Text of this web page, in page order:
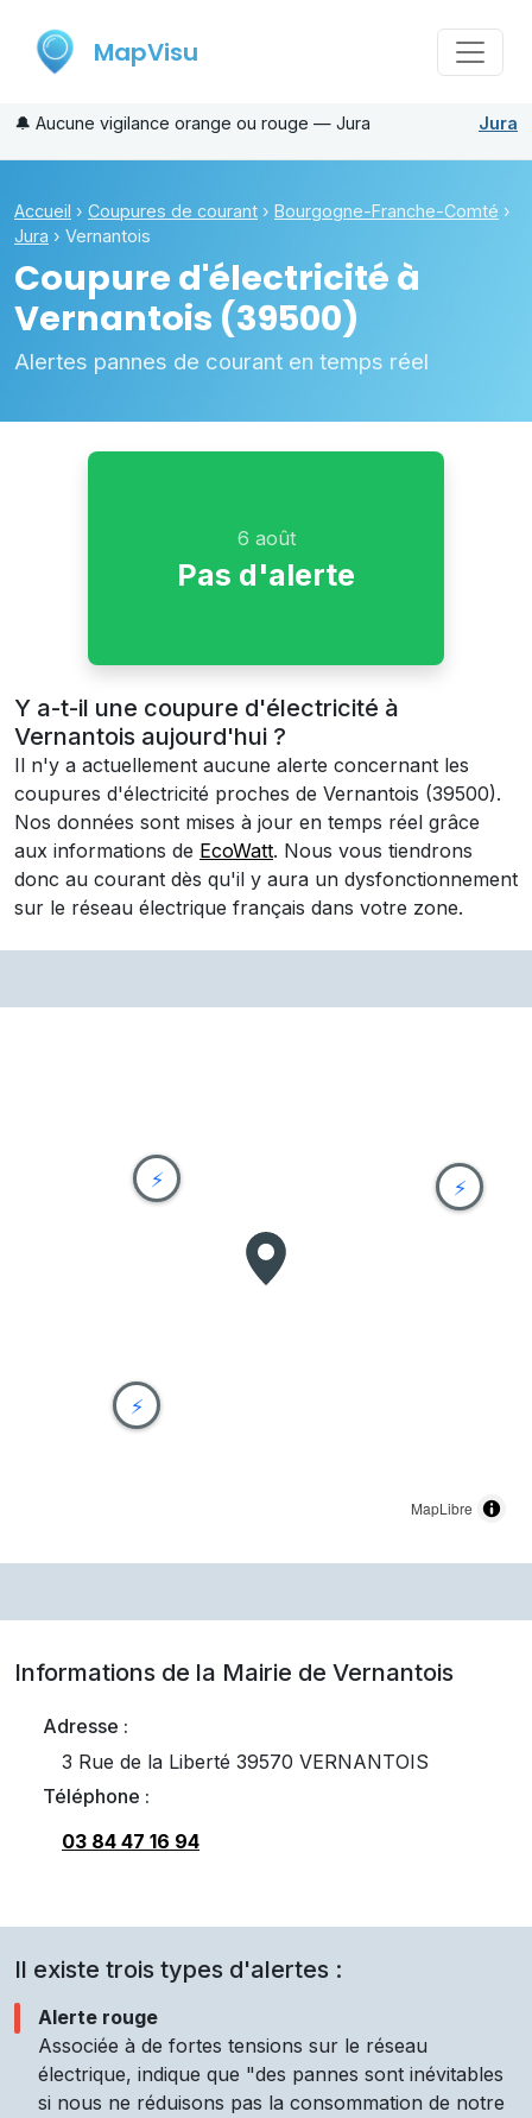
MapVisu
🔔 Aucune vigilance orange ou rouge — Jura Jura
Accueil › Coupures de courant › Bourgogne-Franche-Comté ›
Jura › Vernantois
Coupure d'électricité à
Vernantois (39500)
Alertes pannes de courant en temps réel
6 août
Pas d'alerte
Y a-t-il une coupure d'électricité à
Vernantois aujourd'hui ?
Il n'y a actuellement aucune alerte concernant les
coupures d'électricité proches de Vernantois (39500).
Nos données sont mises à jour en temps réel grâce
aux informations de EcoWatt. Nous vous tiendrons
donc au courant dès qu'il y aura un dysfonctionnement
sur le réseau électrique français dans votre zone.
⚡
⚡
⚡
MapLibre
Informations de la Mairie de Vernantois
Adresse :
3 Rue de la Liberté 39570 VERNANTOIS
Téléphone :
03 84 47 16 94
Il existe trois types d'alertes :
Alerte rouge
Associée à de fortes tensions sur le réseau
électrique, indique que "des pannes sont inévitables
si nous ne réduisons pas la consommation de notre